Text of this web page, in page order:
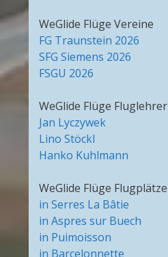
WeGlide Flüge Vereine
FG Traunstein 2026
SFG Siemens 2026
FSGU 2026
WeGlide Flüge Fluglehrer
Jan Lyczywek
Lino Stöckl
Hanko Kuhlmann
WeGlide Flüge Flugplätze
in Serres La Bâtie
in Aspres sur Buech
in Puimoisson
in Barcelonnette